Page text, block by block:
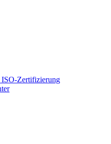
Zertifizierung